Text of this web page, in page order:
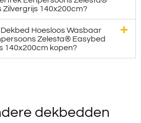
140x200cm?
Hoesloos Wasbaar
Zelesta® Easybed
140x200cm kopen?
dekbedden